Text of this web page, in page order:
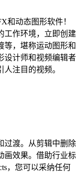
和动态图形软件！
工作环境，立即创建
等，堪称运动图形和
设计师和视频编辑者
注目的视频。
过渡。从剪辑中删除
画效果。借助行业标
，您可以采纳任何